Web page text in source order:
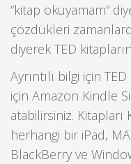
“kitap okuyamam”
çözdükleri
diyerek TED
Ayrıntılı bilgi için
için Amazon Kindle
atabilirsiniz.
herhangi bir iPad,
BlackBerry ve